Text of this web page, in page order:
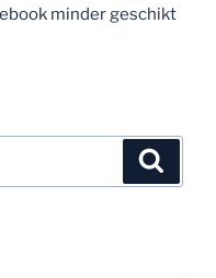
minder geschikt